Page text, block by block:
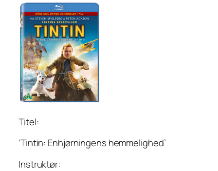
Titel:
‘Tintin: Enhjørningens hemmelighed’
Instruktør: